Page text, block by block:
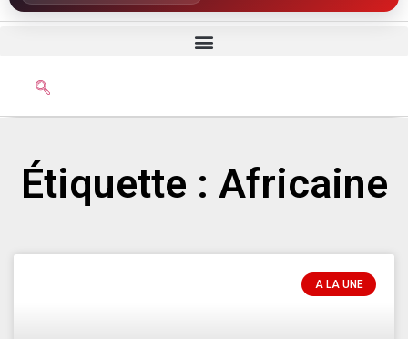
Étiquette : Africaine
A LA UNE